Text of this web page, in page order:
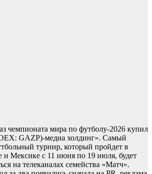
чемпионата мира по футболу-2026 купил
GAZP)-медиа холдинг». Самый
турнир, который пройдет в
Мексике с 11 июня по 19 июля, будет
на телеканалах семейства «Матч».